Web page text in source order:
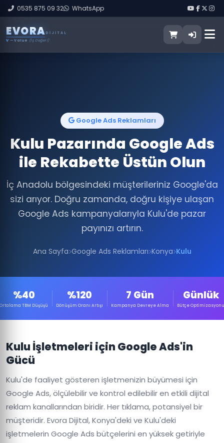
0535 875 09 32 WhatsApp
EVORA DIJITAL
V — Value (İş Değeri)
Google Ads Reklamları
Kulu Pazarında Google Ads
ile Rekabette Üstün Olun
İç Anadolu bölgesindeki müşterileriniz Google'da
sizi arıyor. Doğru zamanda, doğru kişiye ulaşan
Google Ads kampanyalarıyla Kulu'de pazar
payınızı artırın.
Ana Sayfa Google Ads Reklamları Konya Kulu
%40
Ortalama TBM Düşüşü
%120
Dönüşüm Oranı Artışı
7 Gün
Kampanya Devreye Alma
Günlük
Bütçe Optimizasyonu
Kulu İşletmeleri için Google Ads'in
Gücü
Kulu'de faaliyet gösteren işletmenizin büyümesi için
Google Ads, ölçülebilir ve kontrol edilebilir en etkili dijital
reklam kanallarından biridir. Her tıklama, potansiyel bir
müşteridir. Evora Dijital, Konya'deki ve Kulu'deki
işletmelerin Google Ads bütçelerini en yüksek getiriyle